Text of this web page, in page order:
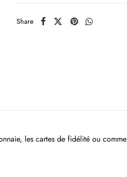
Share
les cartes de fidélité ou comme